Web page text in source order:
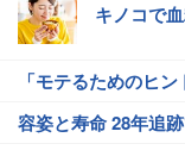
キノコで
「モテるためのヒ
容姿と寿命 28年追